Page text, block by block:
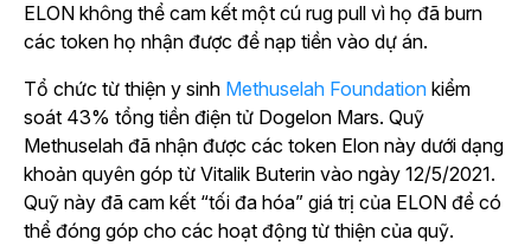
ELON không thể cam kết một cú rug pull vì họ đã burn
các token họ nhận được để nạp tiền vào dự án.
Tổ chức từ thiện y sinh Methuselah Foundation kiểm
soát 43% tổng tiền điện tử Dogelon Mars. Quỹ
Methuselah đã nhận được các token Elon này dưới dạng
khoản quyên góp từ Vitalik Buterin vào ngày 12/5/2021.
Quỹ này đã cam kết “tối đa hóa” giá trị của ELON để có
thể đóng góp cho các hoạt động từ thiện của quỹ.